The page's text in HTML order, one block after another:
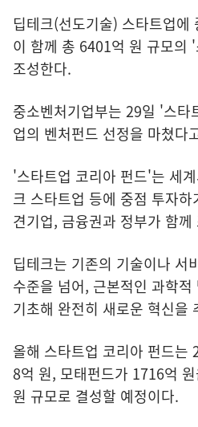
딥테크(선도기술) 스타트업에
이 함께 총 6401억 원 규모의
조성한다.
중소벤처기업부는 29일 '스타
업의 벤처펀드 선정을 마쳤다
'스타트업 코리아 펀드'는 세
크 스타트업 등에 중점 투자
견기업, 금융권과 정부가 함
딥테크는 기존의 기술이나 서
수준을 넘어, 근본적인 과학
기초해 완전히 새로운 혁신을
올해 스타트업 코리아 펀드는
8억 원, 모태펀드가 1716억
원 규모로 결성할 예정이다.